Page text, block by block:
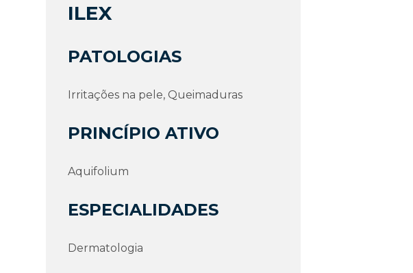
ILEX
PATOLOGIAS
Irritações na pele, Queimaduras
PRINCÍPIO ATIVO
Aquifolium
ESPECIALIDADES
Dermatologia